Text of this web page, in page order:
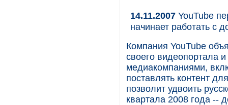
14.11.2007 YouTube
начинает работать с
Компания YouTube
своего видеопортала
медиакомпаниями,
поставлять контент
позволит удвоить
квартала 2008 года --